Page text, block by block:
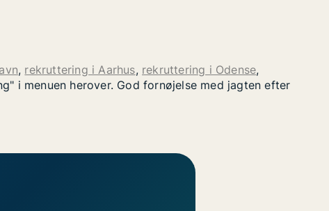
, rekruttering i Aarhus, rekruttering i Odense,
i menuen herover. God fornøjelse med jagten efter